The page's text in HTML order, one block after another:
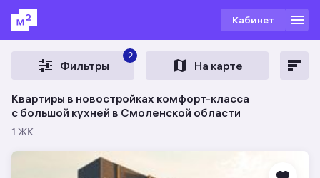
Кабинет
Фильтры
2
На карте
Квартиры в новостройках комфорт-класса
c большой кухней в Смоленской области
1 ЖК